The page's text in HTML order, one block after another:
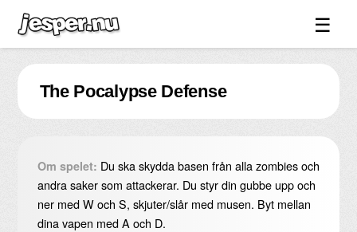
☰
Spel ↓
Bilder ↓
Forum ↓
Videos
Blandat ↓
The Pocalypse Defense
Om spelet: Du ska skydda basen från alla zombies och
andra saker som attackerar. Du styr din gubbe upp och
ner med W och S, skjuter/slår med musen. Byt mellan
dina vapen med A och D.